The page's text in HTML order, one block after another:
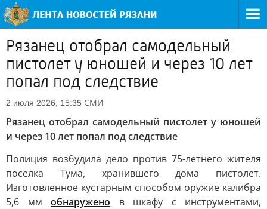
Рязанец отобрал самодельный
пистолет у юношей и через 10 лет
попал под следствие
2 июля 2026, 15:35 СМИ
Рязанец отобрал самодельный пистолет у юношей
и через 10 лет попал под следствие
Полиция возбудила дело против 75-летнего жителя
поселка Тума, хранившего дома пистолет.
Изготовленное кустарным способом оружие калибра
5,6 мм обнаружено в шкафу с инструментами,